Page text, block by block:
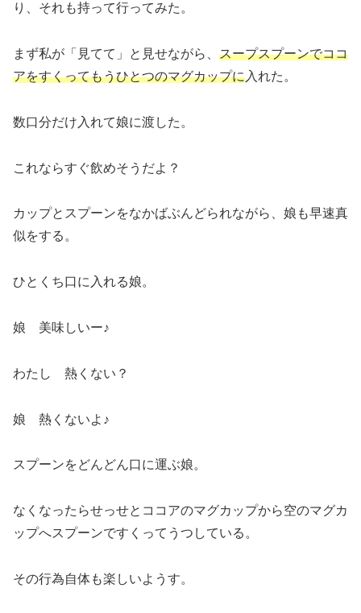
り、それも持って行ってみた。
まず私が「見てて」と見せながら、 スープスプーンでココ
アをすくってもうひとつのマグカップに入れた。
数口分だけ入れて娘に渡した。
これならすぐ飲めそうだよ？
カップとスプーンをなかばぶんどられながら、娘も早速真
似をする。
ひとくち口に入れる娘。
娘 美味しいー♪
わたし 熱くない？
娘 熱くないよ♪
スプーンをどんどん口に運ぶ娘。
なくなったらせっせとココアのマグカップから空のマグカ
ップへスプーンですくってうつしている。
その行為自体も楽しいようす。